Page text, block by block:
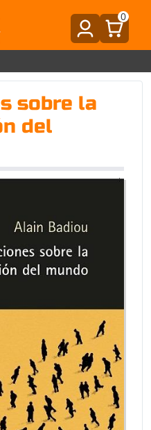
0
sobre la
del